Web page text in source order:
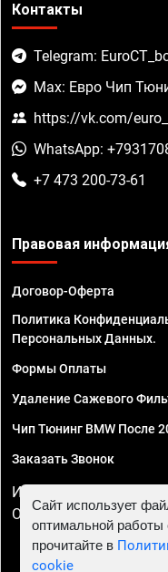
Контакты
Telegram:
Max: Евро Чип
https://vk.com/
WhatsApp:
+7 473 200-73-61
Правовая
Договор-Оферта
Политика
Персональных Данных.
Формы Оплаты
Удаление Сажевого
Чип Тюнинг BMW После
Заказать Звонок
ИП Смирнов Георгий
ОГРНИП
Сайт использует
оптимальной работы
прочитайте в
cookie